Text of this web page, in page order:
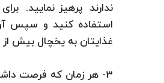
ندارند پرهیز نمایید.
استفاده کنید و سپس آن
غذایتان به یخچال بیش از 2 ساعت به طول انجامد.
3- هر زمان که فرصت